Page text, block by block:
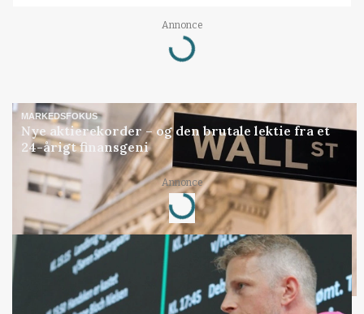
Annonce
Loading...
MARKEDSFOKUS
Nye aktierekorder – og den brutale lektie fra et
24-årigt finansgeni
Annonce
Loading...